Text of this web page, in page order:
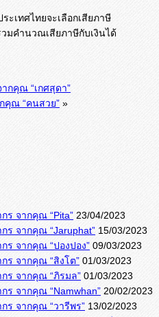
ะเทศไทยจะเลือกเสียภาษี
มคำนวณเสียภาษีกับเงินได้
กคุณ “เกศสุดา”
คุณ “คนสวย” »
จากคุณ “Pita” 23/04/2023
จากคุณ “Jaruphat” 15/03/2023
จากคุณ “ปองปอง” 09/03/2023
จากคุณ “สิงโต” 01/03/2023
ร จากคุณ “ภิรมล” 01/03/2023
จากคุณ “Namwhan” 20/02/2023
จากคุณ “วารีพร” 13/02/2023